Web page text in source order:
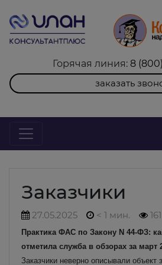
Горячая линия: 8
заказать
Заказчики
27.05.2025 < 1 мин. 161
Практика ФАС по Закону N 44-ФЗ:
отметила служба в обзорах за март
Заказчики неверно описывали объект